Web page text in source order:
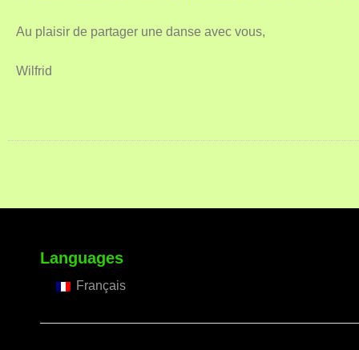
Au plaisir de partager une danse avec vous,
Wilfrid
Languages
Français